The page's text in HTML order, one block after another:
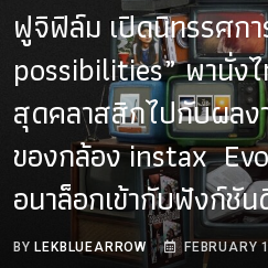
ฟูจิฟิล์ม เปิดนิทรรศก
possibilities” พานั่ง
สุดคลาสสิกไปกับผลง
ของกล้อง instax
อนาล็อกเข้ากับฟังก์ชั
BYLEKBLUEARROW FEBRUARY